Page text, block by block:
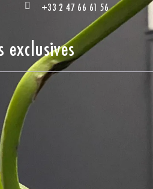
+33 2 47 66 61 56
exclusives